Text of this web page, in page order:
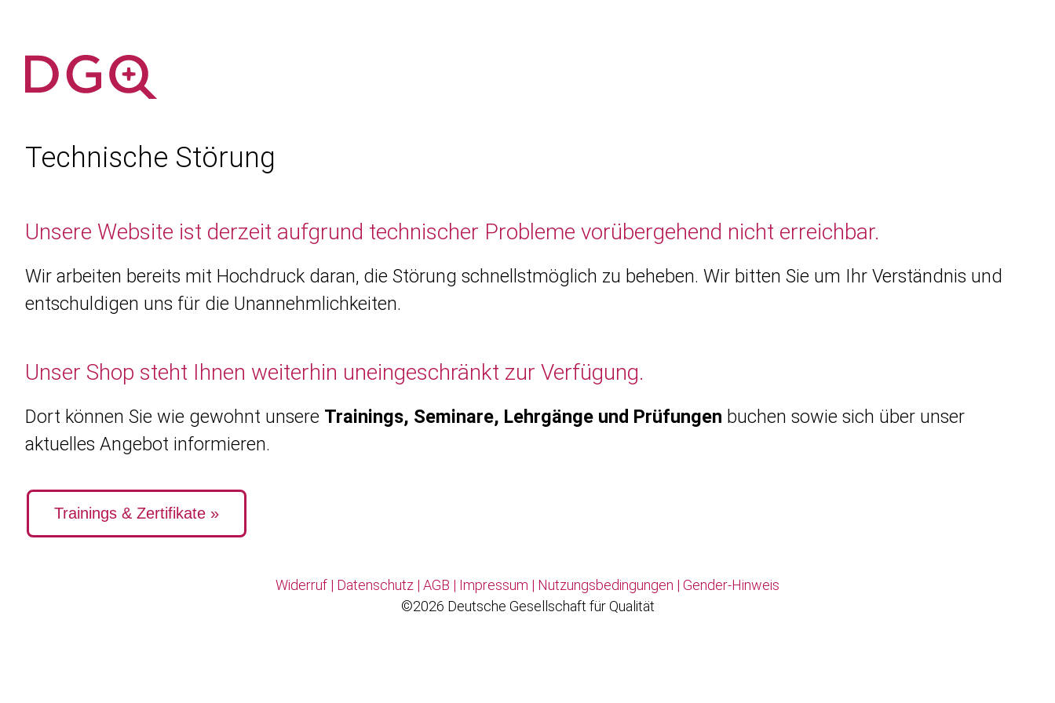
Technische Störung
Unsere Website ist derzeit aufgrund technischer Probleme vorübergehend nicht erreichbar.
Wir arbeiten bereits mit Hochdruck daran, die Störung schnellstmöglich zu beheben. Wir bitten Sie um Ihr Verständnis und
entschuldigen uns für die Unannehmlichkeiten.
Unser Shop steht Ihnen weiterhin uneingeschränkt zur Verfügung.
Dort können Sie wie gewohnt unsere Trainings, Seminare, Lehrgänge und Prüfungen buchen sowie sich über unser
aktuelles Angebot informieren.
Trainings & Zertifikate »
Widerruf | Datenschutz | AGB | Impressum | Nutzungsbedingungen | Gender-Hinweis
©2026 Deutsche Gesellschaft für Qualität